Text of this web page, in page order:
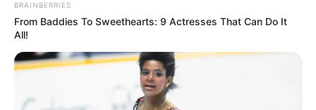
BRAINBERRIES
From Baddies To Sweethearts: 9 Actresses That Can Do It
All!